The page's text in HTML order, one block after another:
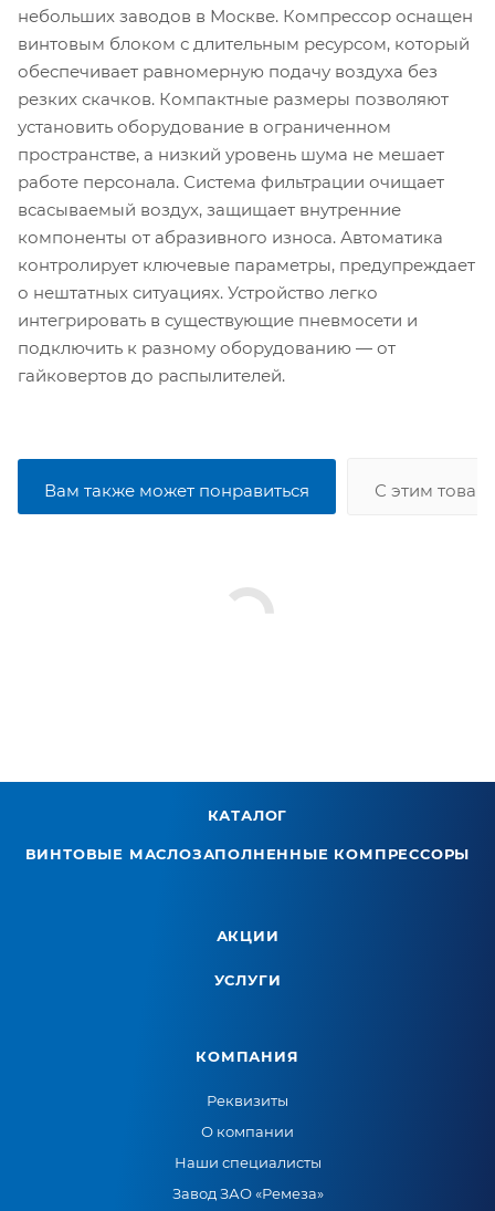
небольших заводов в Москве. Компрессор оснащен
винтовым блоком с длительным ресурсом, который
обеспечивает равномерную подачу воздуха без
резких скачков. Компактные размеры позволяют
установить оборудование в ограниченном
пространстве, а низкий уровень шума не мешает
работе персонала. Система фильтрации очищает
всасываемый воздух, защищает внутренние
компоненты от абразивного износа. Автоматика
контролирует ключевые параметры, предупреждает
о нештатных ситуациях. Устройство легко
интегрировать в существующие пневмосети и
подключить к разному оборудованию — от
гайковертов до распылителей.
Вам также может понравиться С этим
КАТАЛОГ
ВИНТОВЫЕ МАСЛОЗАПОЛНЕННЫЕ КОМПРЕССОРЫ
АКЦИИ
УСЛУГИ
КОМПАНИЯ
Реквизиты
О компании
Наши специалисты
Завод ЗАО «Ремеза»